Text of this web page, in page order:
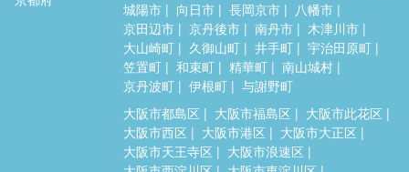
城陽市
向日市 長岡京市
八幡市
京田辺市
京丹後市 南丹市
木津川市
大山崎町
久御山町 井手町
宇治田原町
笠置町
和束町 精華町
南山城村
京丹波町
伊根町 与謝野町
大阪市都島区 大阪市福島区
大阪市此花区
大阪市西区
大阪市港区
大阪市大正区
大阪市天王寺区
大阪市浪速区